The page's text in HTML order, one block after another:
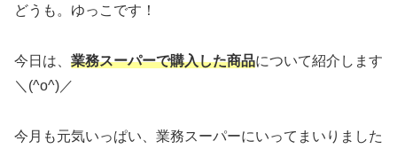
どうも。ゆっこです！
今日は、 業務スーパーで購入した商品について紹介します
＼(^o^)／
今月も元気いっぱい、業務スーパーにいってまいりました